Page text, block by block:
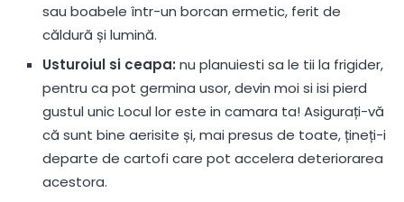
sau boabele într-un borcan ermetic, ferit de
căldură și lumină.
Usturoiul si ceapa: nu planuiesti sa le tii la frigider,
pentru ca pot germina usor, devin moi si isi pierd
gustul unic Locul lor este in camara ta! Asigurați-vă
că sunt bine aerisite și, mai presus de toate, țineți-i
departe de cartofi care pot accelera deteriorarea
acestora.